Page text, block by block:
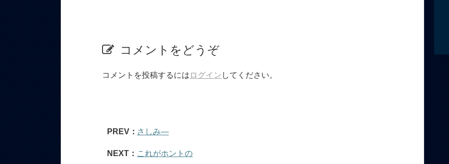
コメントをどうぞ
コメントを投稿するには ログイン してください。
PREV： さしみ―
NEXT： これがホントの